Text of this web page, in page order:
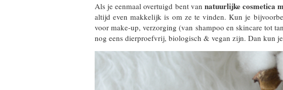
Als je eenmaal overtuigd bent van natuurlijke cosmetica
altijd even makkelijk is om ze te vinden. Kun je
voor make-up, verzorging (van shampoo en skincare tot
nog eens dierproefvrij, biologisch & vegan zijn. Dan kun